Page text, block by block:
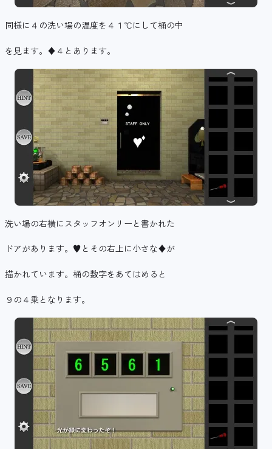
同様に４の洗い場の温度を４１℃にして桶の中
を見ます。♦４とあります。
洗い場の右横にスタッフオンリーと書かれた
ドアがあります。♥とその右上に小さな♦が
描かれています。桶の数字をあてはめると
９の４乗となります。